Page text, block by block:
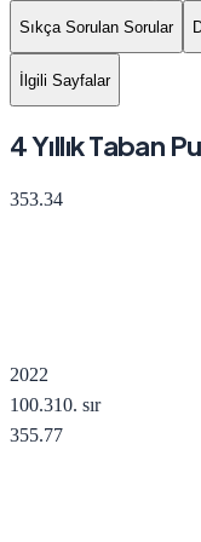
Sıkça Sorulan Sorular
İlgili Sayfalar
4 Yıllık Taban
353.34
2022
100.310. sır
355.77